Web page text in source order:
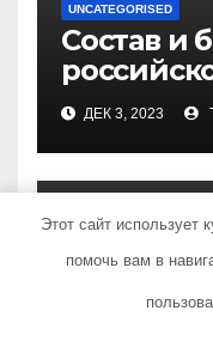
UNCATEGORISED
Состав и
—
и судьбы
ДЕК 3, 2023
Политов
Этот сайт использует
помочь вам в